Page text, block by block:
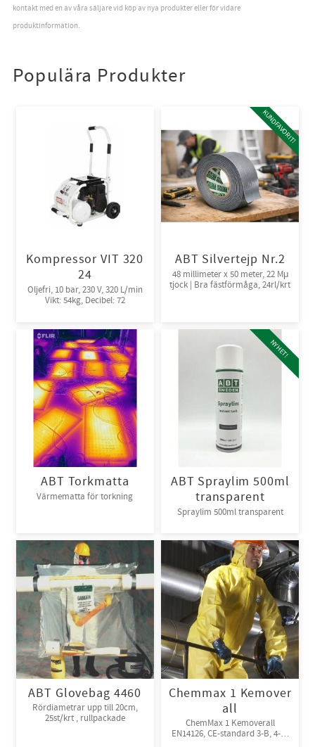
kontakt med en av våra säljare vid köp av nya produkter eller för vidare
produktinformation.
Populära Produkter
Kompressor VIT 320
24
Oljefri, 10 bar, 230 V, 320 L/min
Vikt: 54kg, Decibel: 72
ABT Silvertejp Nr.2
48 millimeter x 50 meter, 22 Mμ
tjock | Bra fästförmåga, 24rl/krt
KUNDFAVORIT!
ABT Torkmatta
Värmematta för torkning
ABT Spraylim 500ml
transparent
Spraylim 500ml transparent
NYHET!
ABT Glovebag 4460
Rördiametrar upp till 20cm,
25st/krt , rullpackade
Chemmax 1 Kemover
all
ChemMax 1 Kemoverall
EN14126, CE-standard 3-B, 4-B,